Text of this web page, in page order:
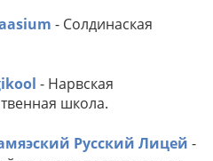
- Солдинаская
- Нарвская
школа.
Русский Лицей -